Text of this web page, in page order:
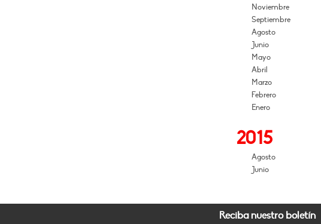
Noviembre
Septiembre
Agosto
Junio
Mayo
Abril
Marzo
Febrero
Enero
2015
Agosto
Junio
Reciba nuestro boletín